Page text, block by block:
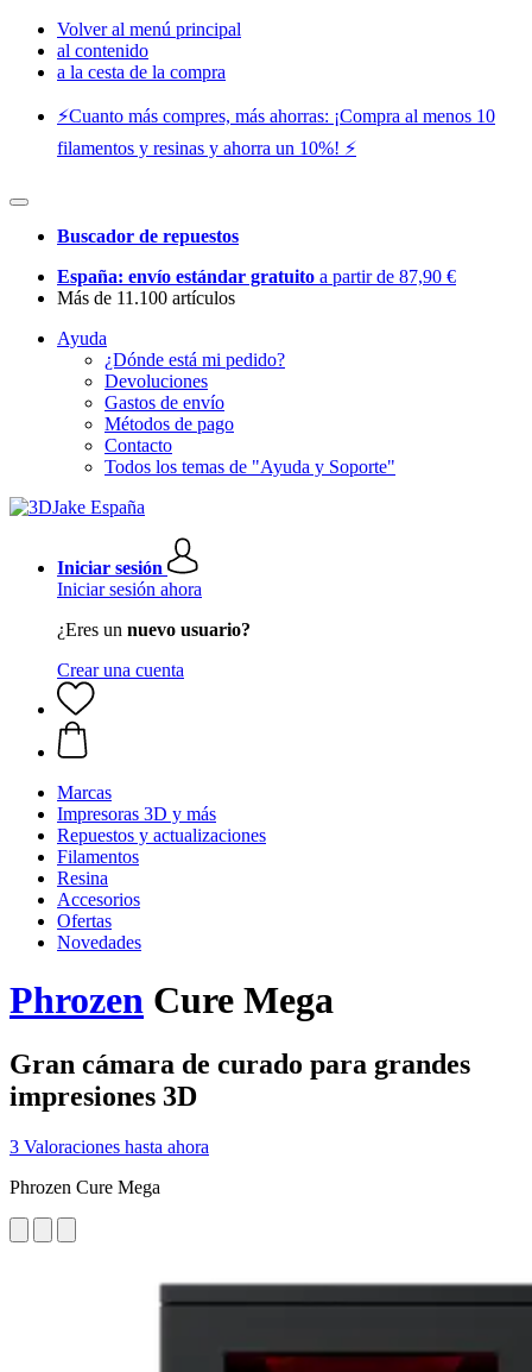
Volver al menú principal
al contenido
a la cesta de la compra
⚡️Cuanto más compres, más ahorras: ¡Compra al menos 10
filamentos y resinas y ahorra un 10%! ⚡️
Buscador de repuestos
España: envío estándar gratuito a partir de 87,90 €
Más de 11.100 artículos
Ayuda
¿Dónde está mi pedido?
Devoluciones
Gastos de envío
Métodos de pago
Contacto
Todos los temas de "Ayuda y Soporte"
Iniciar sesión
Iniciar sesión ahora
¿Eres un nuevo usuario?
Crear una cuenta
Marcas
Impresoras 3D y más
Repuestos y actualizaciones
Filamentos
Resina
Accesorios
Ofertas
Novedades
Phrozen Cure Mega
Gran cámara de curado para grandes
impresiones 3D
3 Valoraciones hasta ahora
Phrozen Cure Mega